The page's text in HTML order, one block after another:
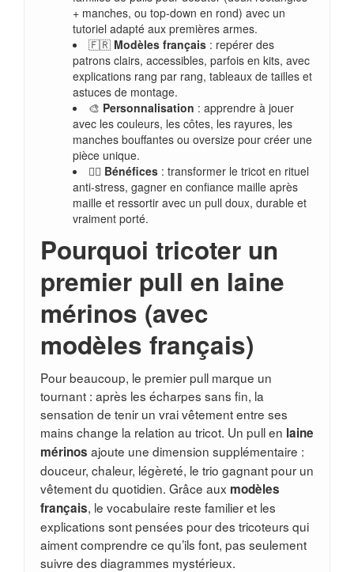
+ manches, ou top-down en rond) avec un
tutoriel adapté aux premières armes.
🇫🇷 Modèles français: repérer des
patrons clairs, accessibles, parfois en kits, avec
explications rang par rang, tableaux de tailles et
astuces de montage.
🎨 Personnalisation : apprendre à jouer
avec les couleurs, les côtes, les rayures, les
manches bouffantes ou oversize pour créer une
pièce unique.
💆‍♀️ Bénéfices: transformer le tricot en rituel
anti-stress, gagner en confiance maille après
maille et ressortir avec un pull doux, durable et
vraiment porté.
Pourquoi tricoter un
premier pull en laine
mérinos (avec
modèles français)
Pour beaucoup, le premier pull marque un
tournant : après les écharpes sans fin, la
sensation de tenir un vrai vêtement entre ses
mains change la relation au tricot. Un pull en laine
mérinos ajoute une dimension supplémentaire :
douceur, chaleur, légèreté, le trio gagnant pour un
vêtement du quotidien. Grâce aux modèles
français, le vocabulaire reste familier et les
explications sont pensées pour des tricoteurs qui
aiment comprendre ce qu’ils font, pas seulement
suivre des diagrammes mystérieux.